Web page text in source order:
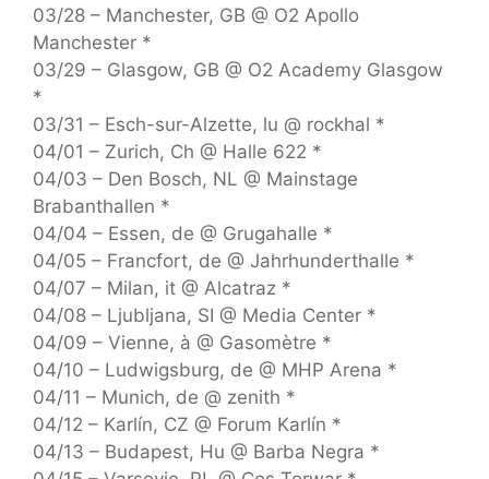
03/28 – Manchester, GB @ O2 Apollo
Manchester *
03/29 – Glasgow, GB @ O2 Academy Glasgow
*
03/31 – Esch-sur-Alzette, lu @ rockhal *
04/01 – Zurich, Ch @ Halle 622 *
04/03 – Den Bosch, NL @ Mainstage
Brabanthallen *
04/04 – Essen, de @ Grugahalle *
04/05 – Francfort, de @ Jahrhunderthalle *
04/07 – Milan, it @ Alcatraz *
04/08 – Ljubljana, SI @ Media Center *
04/09 – Vienne, à @ Gasomètre *
04/10 – Ludwigsburg, de @ MHP Arena *
04/11 – Munich, de @ zenith *
04/12 – Karlín, CZ @ Forum Karlín *
04/13 – Budapest, Hu @ Barba Negra *